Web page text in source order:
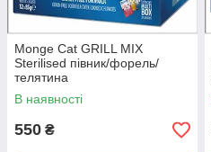
Monge Cat GRILL MIX
Sterilised півник/форель/
телятина
В наявності
550 ₴